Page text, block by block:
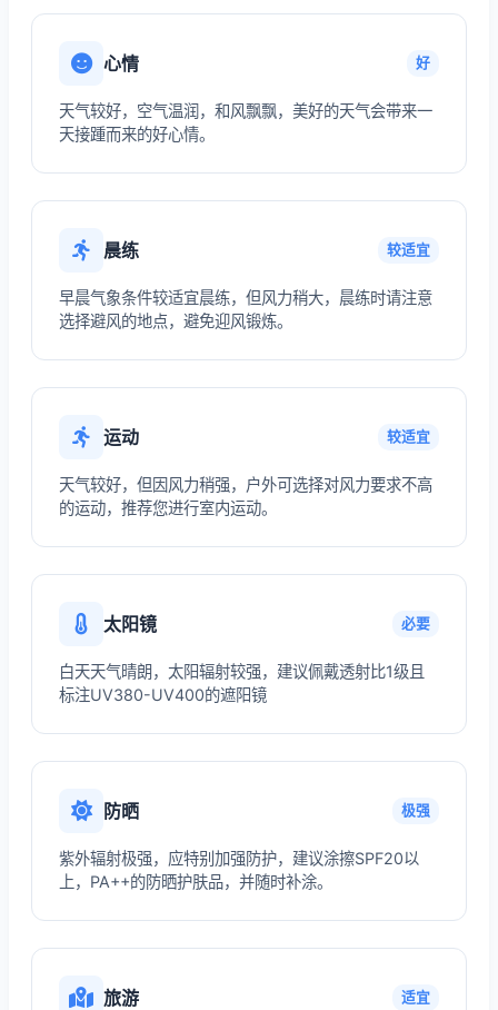
心情 好
天气较好，空气温润，和风飘飘，美好的天气会带来一
天接踵而来的好心情。
晨练 较适宜
早晨气象条件较适宜晨练，但风力稍大，晨练时请注意
选择避风的地点，避免迎风锻炼。
运动 较适宜
天气较好，但因风力稍强，户外可选择对风力要求不高
的运动，推荐您进行室内运动。
太阳镜 必要
白天天气晴朗，太阳辐射较强，建议佩戴透射比1级且
标注UV380-UV400的遮阳镜
防晒 极强
紫外辐射极强，应特别加强防护，建议涂擦SPF20以
上，PA++的防晒护肤品，并随时补涂。
旅游 适宜